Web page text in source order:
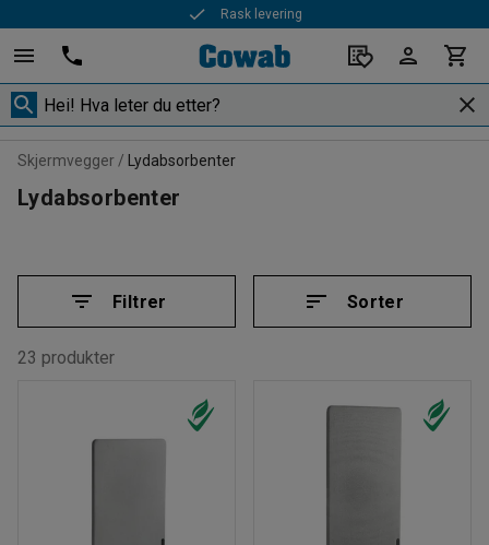
Rask levering
Skjermvegger Lydabsorbenter
Lydabsorbenter
Filtrer Sorter
23 produkter